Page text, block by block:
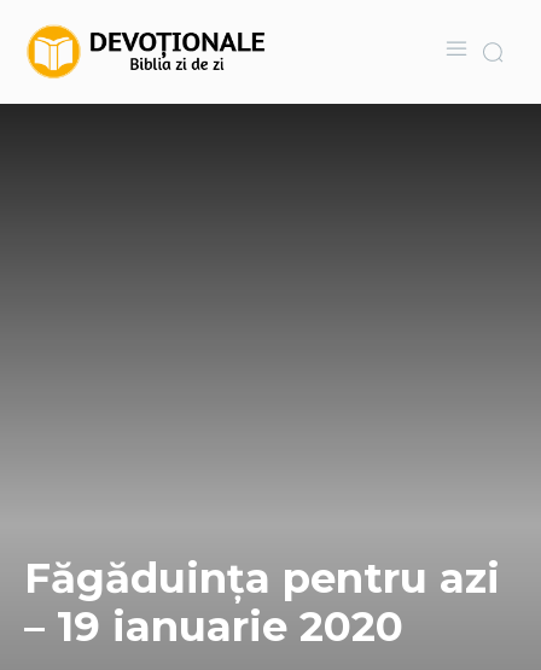
Făgăduința pentru azi
– 19 ianuarie 2020